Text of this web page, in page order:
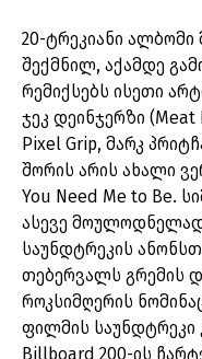
20-ტრეკიანი
შექმნილ, აქამდე
რემიქსებს ისეთი
ჯეკ დეინჯერზი (Meat
Pixel Grip, მარკ
შორის არის ახალი
You Need Me to Be.
ასევე
საუნდტრეკის
თებერვალს გრემის
როკსიმღერის
ფილმის საუნდტრეკი
Billboard 200-ის